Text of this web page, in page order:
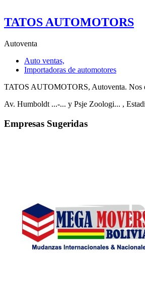
TATOS AUTOMOTORS
Autoventa
Auto ventas,
Importadoras de automotores
TATOS AUTOMOTORS, Autoventa. Nos
Av. Humboldt ...-... y Psje Zoologi... ,
Empresas Sugeridas